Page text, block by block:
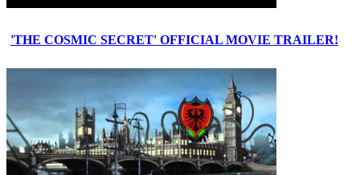
'THE COSMIC SECRET' OFFICIAL MOVIE TRAILER!